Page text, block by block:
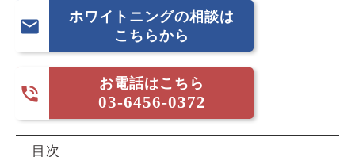

ホワイトニングの相談は
こちらから
 お電話はこちら
03-6456-0372
目次